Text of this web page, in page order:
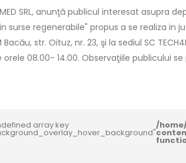
SRL, anunţă publicul interesat
surse regenerabile" propus a se realiza
Bacău, str. Oituz, nr. 23, şi la sediul SC
orele 08.00- 14.00. Observaţiile publicului
array key /